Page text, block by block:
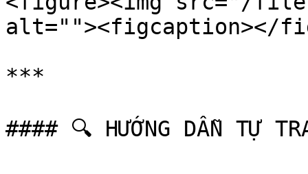
alt=""><figcaption></
***
#### 🔍 HƯỚNG DẪN TỰ